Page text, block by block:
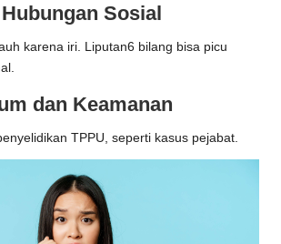
Sosial
karena iri. Liputan6 bilang bisa picu
dan Keamanan
TPPU, seperti kasus pejabat.